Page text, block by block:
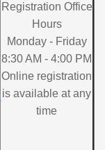
Registration Office
Hours
Monday - Friday
8:30 AM - 4:00 PM
Online registration
is available at any
time